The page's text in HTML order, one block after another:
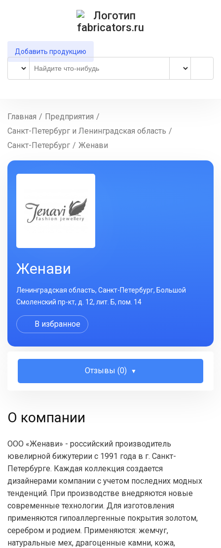
Добавить продукцию
Главная / Предприятия /
Санкт-Петербург и Ленинградская область /
Санкт-Петербург / Женави
Женави
Ленинградская область, Санкт-Петербург, Большой
Смоленский пр-кт, д. 12, лит. Б, пом. 14
В избранное
Отзывы (0)
О компании
ООО «Женави» - российский производитель
ювелирной бижутерии с 1991 года в г. Санкт-
Петербурге. Каждая коллекция создается
дизайнерами компании с учетом последних модных
тенденций. При производстве внедряются новые
современные технологии. Для изготовления
применяются гипоаллергенные покрытия золотом,
серебром и родием. Применяются: жемчуг,
натуральные мех, драгоценные камни, кожа,